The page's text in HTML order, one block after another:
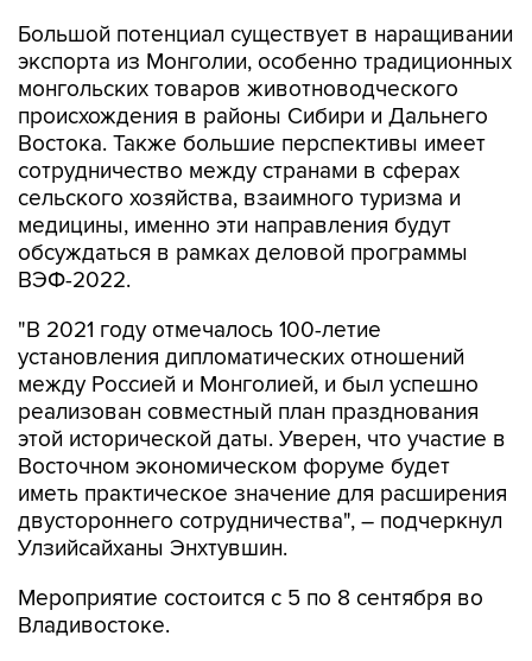
Большой потенциал существует в наращивании
экспорта из Монголии, особенно традиционных
монгольских товаров животноводческого
происхождения в районы Сибири и Дальнего
Востока. Также большие перспективы имеет
сотрудничество между странами в сферах
сельского хозяйства, взаимного туризма и
медицины, именно эти направления будут
обсуждаться в рамках деловой программы
ВЭФ-2022.
"В 2021 году отмечалось 100-летие
установления дипломатических отношений
между Россией и Монголией, и был успешно
реализован совместный план празднования
этой исторической даты. Уверен, что участие в
Восточном экономическом форуме будет
иметь практическое значение для расширения
двустороннего сотрудничества", – подчеркнул
Улзийсайханы Энхтувшин.
Мероприятие состоится с 5 по 8 сентября во
Владивостоке.